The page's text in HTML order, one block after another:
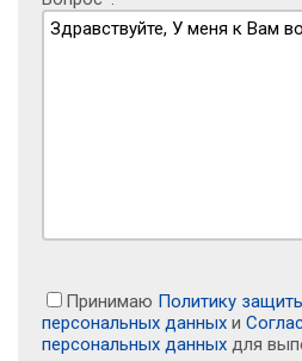
Принимаю Политику
персональных данных и
персональных данных для